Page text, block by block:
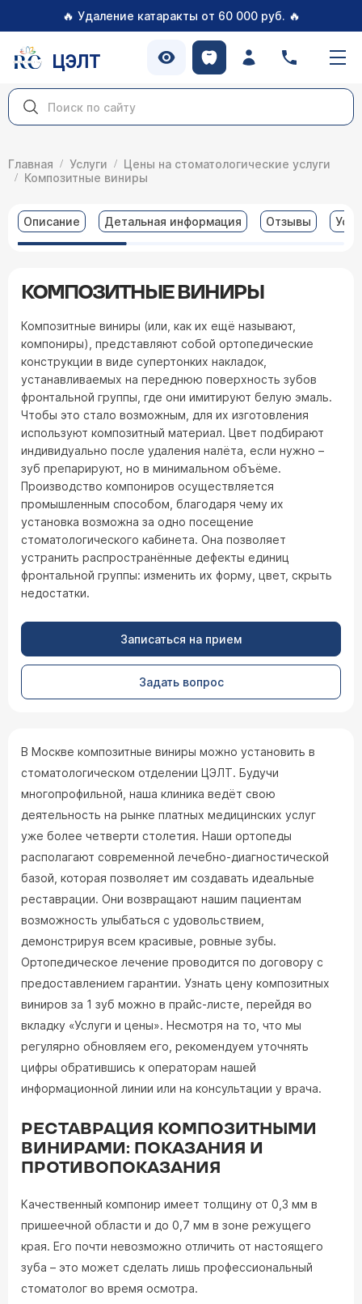
🔥 Удаление катаракты от 60 000 руб. 🔥
ЦЭЛТ
Главная Услуги
Цены на стоматологические услуги
Композитные виниры
Описание Детальная информация Отзывы
КОМПОЗИТНЫЕ ВИНИРЫ
Композитные виниры (или, как их ещё называют,
компониры), представляют собой ортопедические
конструкции в виде супертонких накладок,
устанавливаемых на переднюю поверхность зубов
фронтальной группы, где они имитируют белую эмаль.
Чтобы это стало возможным, для их изготовления
используют композитный материал. Цвет подбирают
индивидуально после удаления налёта, если нужно –
зуб препарируют, но в минимальном объёме.
Производство компониров осуществляется
промышленным способом, благодаря чему их
установка возможна за одно посещение
стоматологического кабинета. Она позволяет
устранить распространённые дефекты единиц
фронтальной группы: изменить их форму, цвет, скрыть
недостатки.
Записаться на прием
Задать вопрос
В Москве композитные виниры можно установить в
стоматологическом отделении ЦЭЛТ. Будучи
многопрофильной, наша клиника ведёт свою
деятельность на рынке платных медицинских услуг
уже более четверти столетия. Наши ортопеды
располагают современной лечебно-диагностической
базой, которая позволяет им создавать идеальные
реставрации. Они возвращают нашим пациентам
возможность улыбаться с удовольствием,
демонстрируя всем красивые, ровные зубы.
Ортопедическое лечение проводится по договору с
предоставлением гарантии. Узнать цену композитных
виниров за 1 зуб можно в прайс-листе, перейдя во
вкладку «Услуги и цены». Несмотря на то, что мы
регулярно обновляем его, рекомендуем уточнять
цифры обратившись к операторам нашей
информационной линии или на консультации у врача.
РЕСТАВРАЦИЯ КОМПОЗИТНЫМИ
ВИНИРАМИ: ПОКАЗАНИЯ И
ПРОТИВОПОКАЗАНИЯ
Качественный компонир имеет толщину от 0,3 мм в
пришеечной области и до 0,7 мм в зоне режущего
края. Его почти невозможно отличить от настоящего
зуба – это может сделать лишь профессиональный
стоматолог во время осмотра.